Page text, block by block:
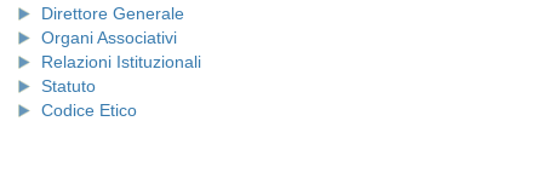
Direttore Generale
Organi Associativi
Relazioni Istituzionali
Statuto
Codice Etico